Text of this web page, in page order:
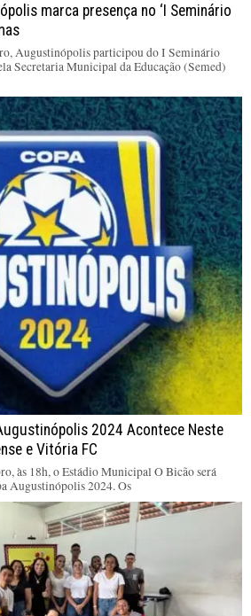
marca presença no ‘I Seminário
Augustinópolis participou do I Seminário
Secretaria Municipal da Educação (Semed)
2024 Acontece Neste
e Vitória FC
às 18h, o Estádio Municipal O Bicão será
Augustinópolis 2024. Os